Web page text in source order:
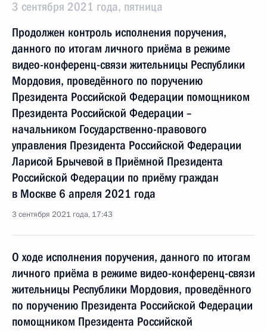
3 сентября 2021 года, пятница
Продолжен контроль исполнения поручения,
данного по итогам личного приёма в режиме
видео-конференц-связи жительницы Республики
Мордовия, проведённого по поручению
Президента Российской Федерации помощником
Президента Российской Федерации –
начальником Государственно-правового
управления Президента Российской Федерации
Ларисой Брычевой в Приёмной Президента
Российской Федерации по приёму граждан
в Москве 6 апреля 2021 года
3 сентября 2021 года, 17:43
О ходе исполнения поручения, данного по итогам
личного приёма в режиме видео-конференц-связи
жительницы Республики Мордовия, проведённого
по поручению Президента Российской Федерации
помощником Президента Российской